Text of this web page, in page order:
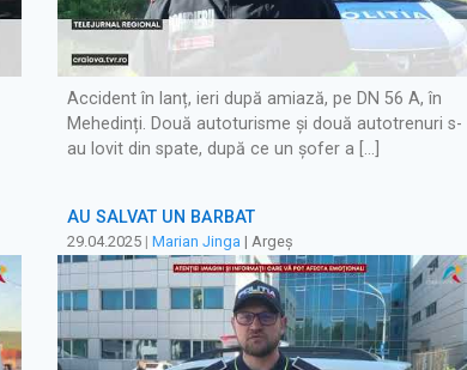
Accident în lanț, ieri după amiază, pe DN 56 A, în
Mehedinți. Două autoturisme și două autotrenuri s-
au lovit din spate, după ce un șofer a […]
AU SALVAT UN BĂRBAT
29.04.2025 | Marian Jinga | Argeș